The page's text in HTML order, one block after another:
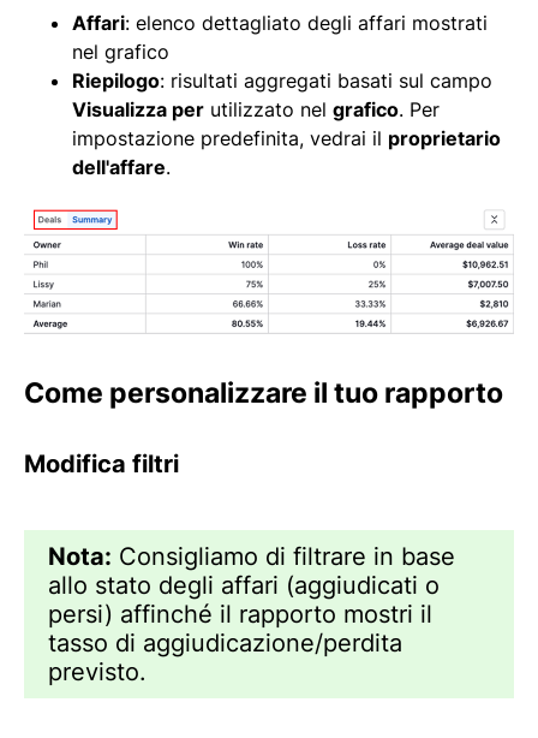
Affari: elenco dettagliato degli affari mostrati
nel grafico
Riepilogo: risultati aggregati basati sul campo
Visualizza per utilizzato nel grafico. Per
impostazione predefinita, vedrai il proprietario
dell'affare.
Come personalizzare il tuo rapporto
Modifica filtri
Nota: Consigliamo di filtrare in base
allo stato degli affari (aggiudicati o
persi) affinché il rapporto mostri il
tasso di aggiudicazione/perdita
previsto.